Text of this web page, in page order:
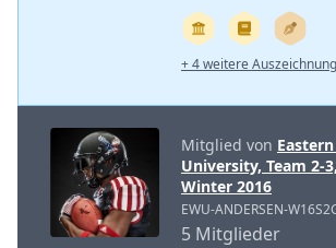
+ 4 weitere
Mitglied von
University, Team 2-
Winter 2016
EWU-ANDERSEN-
5 Mitglieder